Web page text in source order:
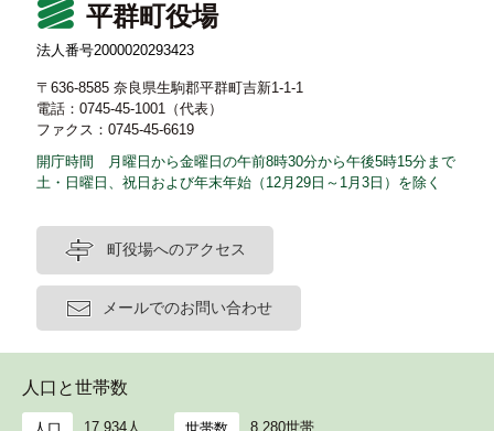
平群町役場
法人番号2000020293423
〒636-8585 奈良県生駒郡平群町吉新1-1-1
電話：0745-45-1001（代表）
ファクス：0745-45-6619
開庁時間 月曜日から金曜日の午前8時30分から午後5時15分まで
土・日曜日、祝日および年末年始（12月29日～1月3日）を除く
町役場へのアクセス
メールでのお問い合わせ
人口と世帯数
17,934人 8,280世帯